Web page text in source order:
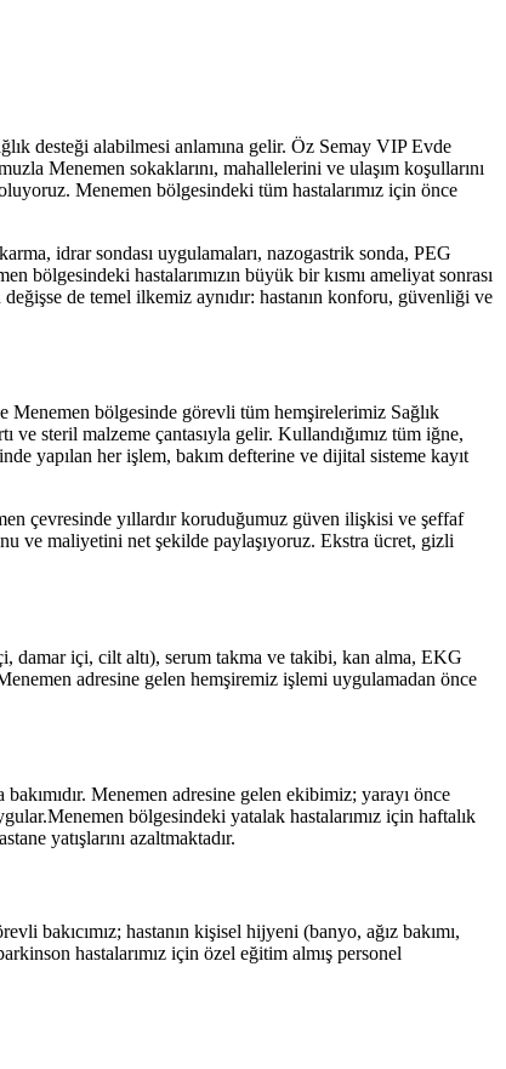
desteği alabilmesi anlamına gelir. Öz Semay VIP Evde
Menemen sokaklarını, mahallelerini ve ulaşım koşullarını
Menemen bölgesindeki tüm hastalarımız için önce
idrar sondası uygulamaları, nazogastrik sonda, PEG
bölgesindeki hastalarımızın büyük bir kısmı ameliyat sonrası
de temel ilkemiz aynıdır: hastanın konforu, güvenliği ve
Menemen bölgesinde görevli tüm hemşirelerimiz Sağlık
steril malzeme çantasıyla gelir. Kullandığımız tüm iğne,
yapılan her işlem, bakım defterine ve dijital sisteme kayıt
çevresinde yıllardır koruduğumuz güven ilişkisi ve şeffaf
ve maliyetini net şekilde paylaşıyoruz. Ekstra ücret, gizli
damar içi, cilt altı), serum takma ve takibi, kan alma, EKG
adresine gelen hemşiremiz işlemi uygulamadan önce
Menemen adresine gelen ekibimiz; yarayı önce
Menemen bölgesindeki yatalak hastalarımız için haftalık
yatışlarını azaltmaktadır.
bakıcımız; hastanın kişisel hijyeni (banyo, ağız bakımı,
hastalarımız için özel eğitim almış personel